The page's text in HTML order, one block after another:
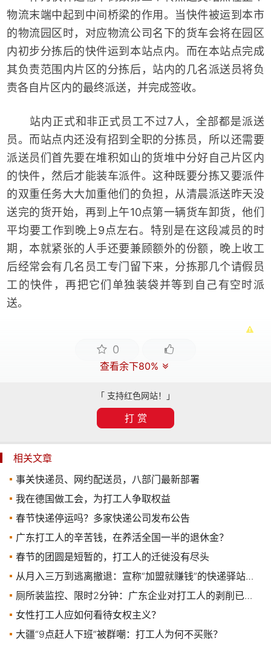
物流末端中起到中间桥梁的作用。当快件被运到本市
的物流园区时，对应物流公司名下的货车会将在园区
内初步分拣后的快件运到本站点内。而在本站点完成
其负责范围内片区的分拣后，站内的几名派送员将负
责各自片区内的最终派送，并完成签收。
站内正式和非正式员工不过7人，全部都是派送
员。而站点内还没有招到全职的分拣员，所以还需要
派送员们首先要在堆积如山的货堆中分好自己片区内
的快件，然后才能装车派件。这种既要分拣又要派件
的双重任务大大加重他们的负担，从清晨派送昨天没
送完的货开始，再到上午10点第一辆货车卸货，他们
平均要工作到晚上9点左右。特别是在这段减员的时
期，本就紧张的人手还要兼顾额外的份额，晚上收工
后经常会有几名员工专门留下来，分拣那几个请假员
工的快件，再把它们单独装袋并等到自己有空时派
送。
0
查看余下80%
「 支持红色网站！」
打 赏
相关文章
事关快递员、网约配送员，八部门最新部署
我在德国做工会，为打工人争取权益
春节快递停运吗？多家快递公司发布公告
广东打工人的辛苦钱，在养活全国一半的退休金？
春节的团圆是短暂的，打工人的迁徙没有尽头
从月入三万到逃离撤退：宣称“加盟就赚钱”的快递驿站，已经无人接盘了
厕所装监控、限时2分钟：广东企业对打工人的剥削已渗透到最私密的角落？
女性打工人应如何看待女权主义？
大疆“9点赶人下班”被群嘲：打工人为何不买账？